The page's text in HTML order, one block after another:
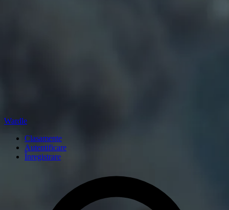
Wardle
Clasamente
Autentificare
Înregistrare